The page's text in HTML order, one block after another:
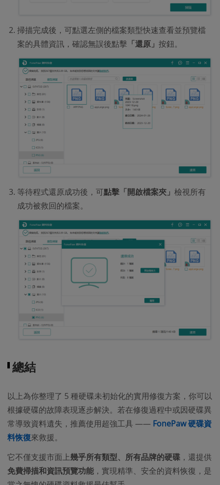
掃描完成後，可點選左側的檔案類型快速查看並預覽檔
案的具體資訊，確認無誤後點擊 「還原」 按鈕。
等待程式還原成功後，可點擊「開啟檔案夾」 檢視所有
成功被救回的檔案。
總結
以上為你整理了 5 種硬碟未初始化的實用修復方案，你可以
根據硬碟的故障表現逐步解決。若在修復過程中或因硬碟異
常導致資料遺失，推薦使用超強工具 —— FonePaw 硬碟資
料恢復來救援。
它不僅支援市面上幾乎所有類型、所有品牌的硬碟 ，還提供
免費掃描和資訊預覽功能 ，實現精準、安全的資料恢復，是